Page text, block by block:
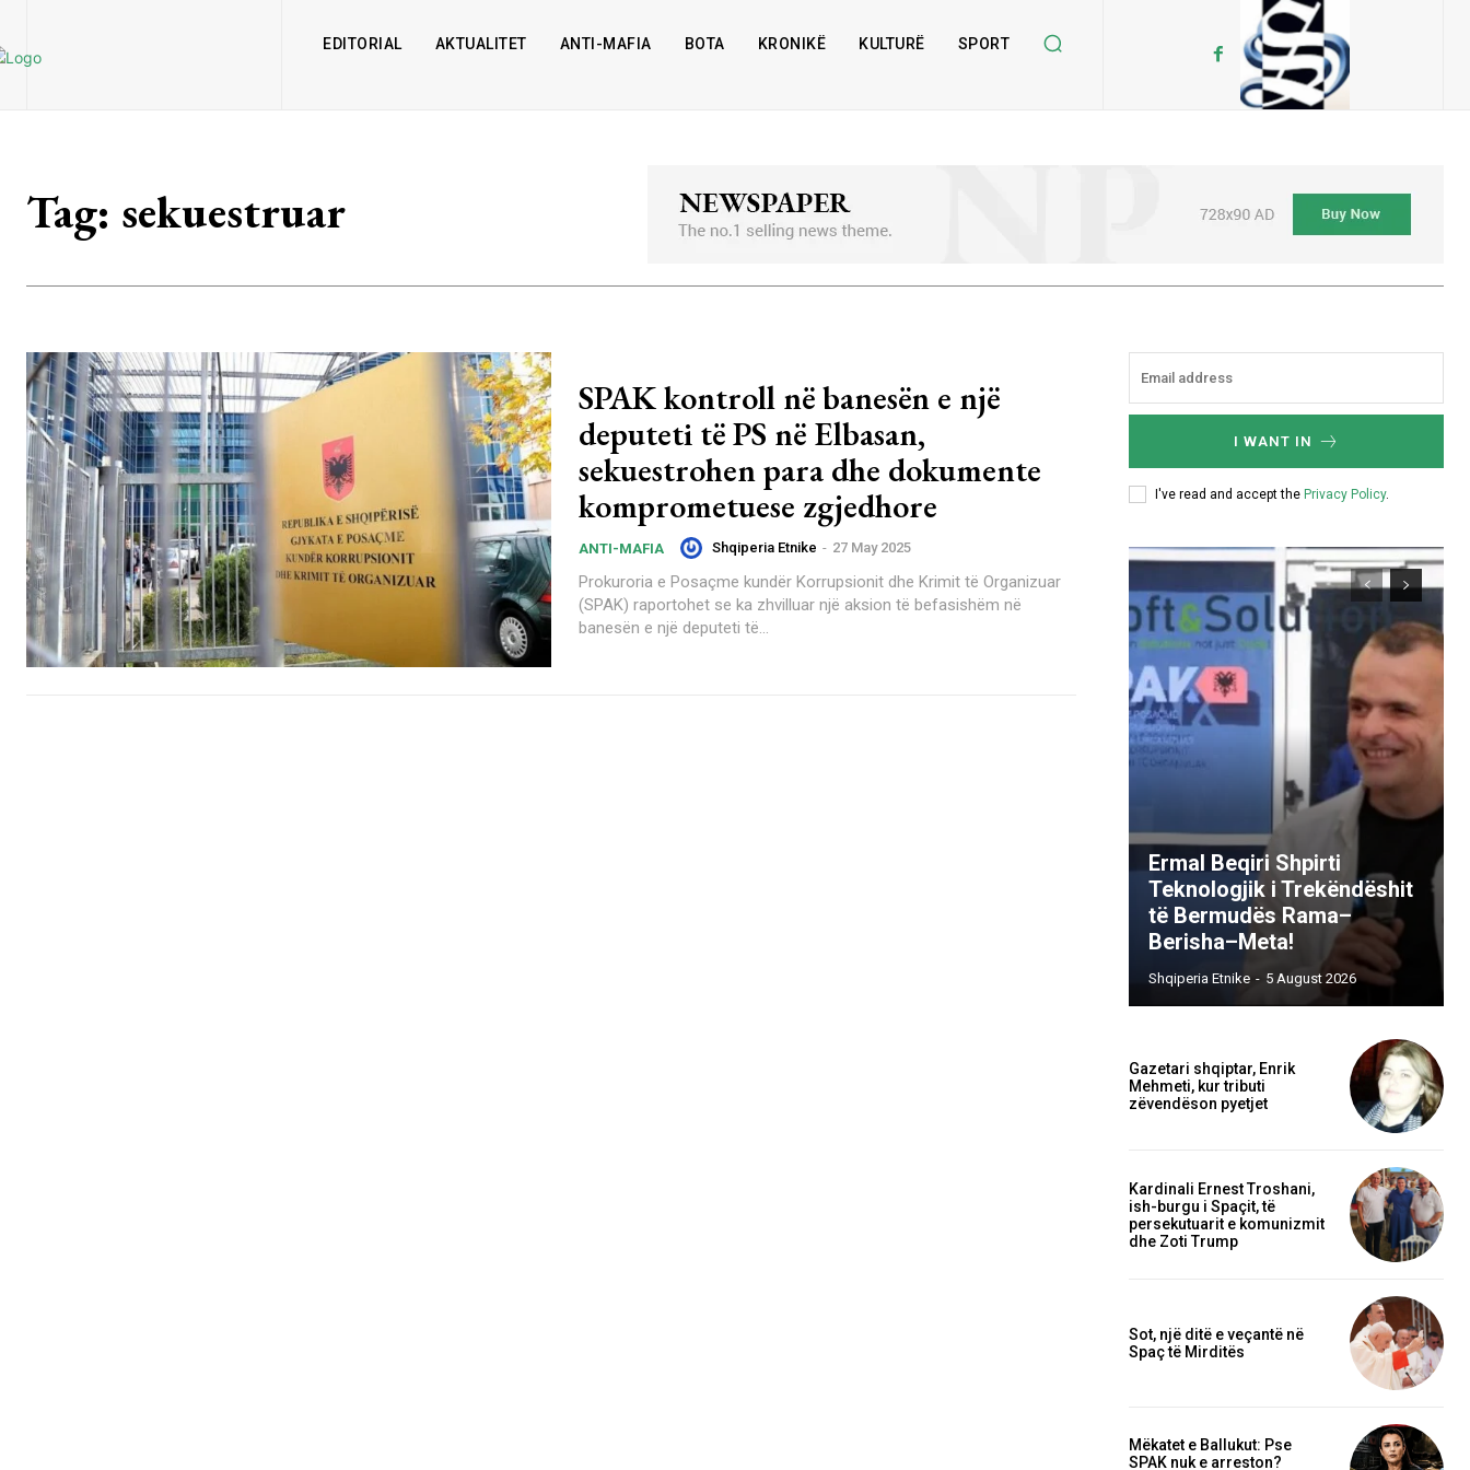
EDITORIAL AKTUALITET ANTI-MAFIA BOTA KRONIKË KULTURË SPORT
Tag: sekuestruar
SPAK kontroll në banesën e një
deputeti të PS në Elbasan,
sekuestrohen para dhe dokumente
komprometuese zgjedhore
ANTI-MAFIA Shqiperia Etnike - 27 May 2025
Prokuroria e Posaçme kundër Korrupsionit dhe Krimit të Organizuar
(SPAK) raportohet se ka zhvilluar një aksion të befasishëm në
banesën e një deputeti të...
I WANT IN
I've read and accept the Privacy Policy.
Ermal Beqiri Shpirti
Teknologjik i Trekëndëshit
të Bermudës Rama–
Berisha–Meta!
Shqiperia Etnike - 5 August 2026
Gazetari shqiptar, Enrik
Mehmeti, kur tributi
zëvendëson pyetjet
Kardinali Ernest Troshani,
ish-burgu i Spaçit, të
persekutuarit e komunizmit
dhe Zoti Trump
Sot, një ditë e veçantë në
Spaç të Mirditës
Mëkatet e Ballukut: Pse
SPAK nuk e arreston?